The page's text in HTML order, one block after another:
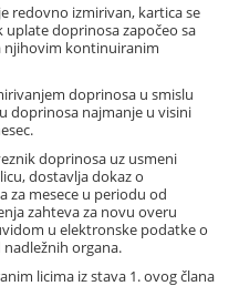
redovno izmirivan, kartica se
doprinosa započeo sa
njihovim kontinuiranim
doprinosa u smislu
doprinosa najmanje u visini
doprinosa uz usmeni
dostavlja dokaz o
mesece u periodu od
zahteva za novu overu
u elektronske podatke o
organa.
licima iz stava 1. ovog člana